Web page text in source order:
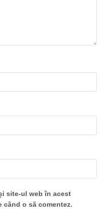
site-ul web în acest
când o să comentez.